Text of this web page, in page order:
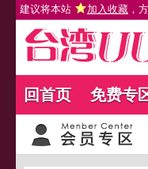
建议将本站 加入收藏 ，
回首页 免费专